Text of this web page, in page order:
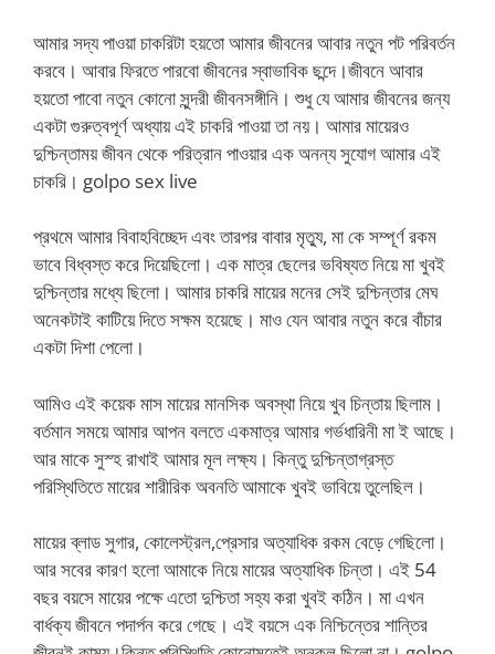
আমার সদ্য পাওয়া চাকরিটা হয়তো আমার জীবনের আবার নতুন পট পরিবর্তন
করবে। আবার ফিরতে পারবো জীবনের স্বাভাবিক ছন্দে।জীবনে আবার
হয়তো পাবো নতুন কোনো সুন্দরী জীবনসঙ্গীনি। শুধু যে আমার জীবনের জন্য
একটা গুরুত্বপূর্ণ অধ্যায় এই চাকরি পাওয়া তা নয়। আমার মায়েরও
দুশ্চিন্তাময় জীবন থেকে পরিত্রান পাওয়ার এক অনন্য সুযোগ আমার এই
চাকরি। golpo sex live
প্রথমে আমার বিবাহবিচ্ছেদ এবং তারপর বাবার মৃত্যু, মা কে সম্পূর্ণ রকম
ভাবে বিধ্বস্ত করে দিয়েছিলো। এক মাত্র ছেলের ভবিষ্যত নিয়ে মা খুবই
দুশ্চিন্তার মধ্যে ছিলো। আমার চাকরি মায়ের মনের সেই দুশ্চিন্তার মেঘ
অনেকটাই কাটিয়ে দিতে সক্ষম হয়েছে। মাও যেন আবার নতুন করে বাঁচার
একটা দিশা পেলো।
আমিও এই কয়েক মাস মায়ের মানসিক অবস্থা নিয়ে খুব চিন্তায় ছিলাম।
বর্তমান সময়ে আমার আপন বলতে একমাত্র আমার গর্ভধারিনী মা ই আছে।
আর মাকে সুস্হ রাখাই আমার মূল লক্ষ্য। কিন্তু দুশ্চিন্তাগ্রস্ত
পরিস্থিতিতে মায়ের শারীরিক অবনতি আমাকে খুবই ভাবিয়ে তুলেছিল।
মায়ের ব্লাড সুগার, কোলেস্ট্রল,প্রেসার অত্যাধিক রকম বেড়ে গেছিলো।
আর সবের কারণ হলো আমাকে নিয়ে মায়ের অত্যাধিক চিন্তা। এই 54
বছর বয়সে মায়ের পক্ষে এতো দুশ্চিতা সহ্য করা খুবই কঠিন। মা এখন
বার্ধক্য জীবনে পদার্পন করে গেছে। এই বয়সে এক নিশ্চিন্তের শান্তির